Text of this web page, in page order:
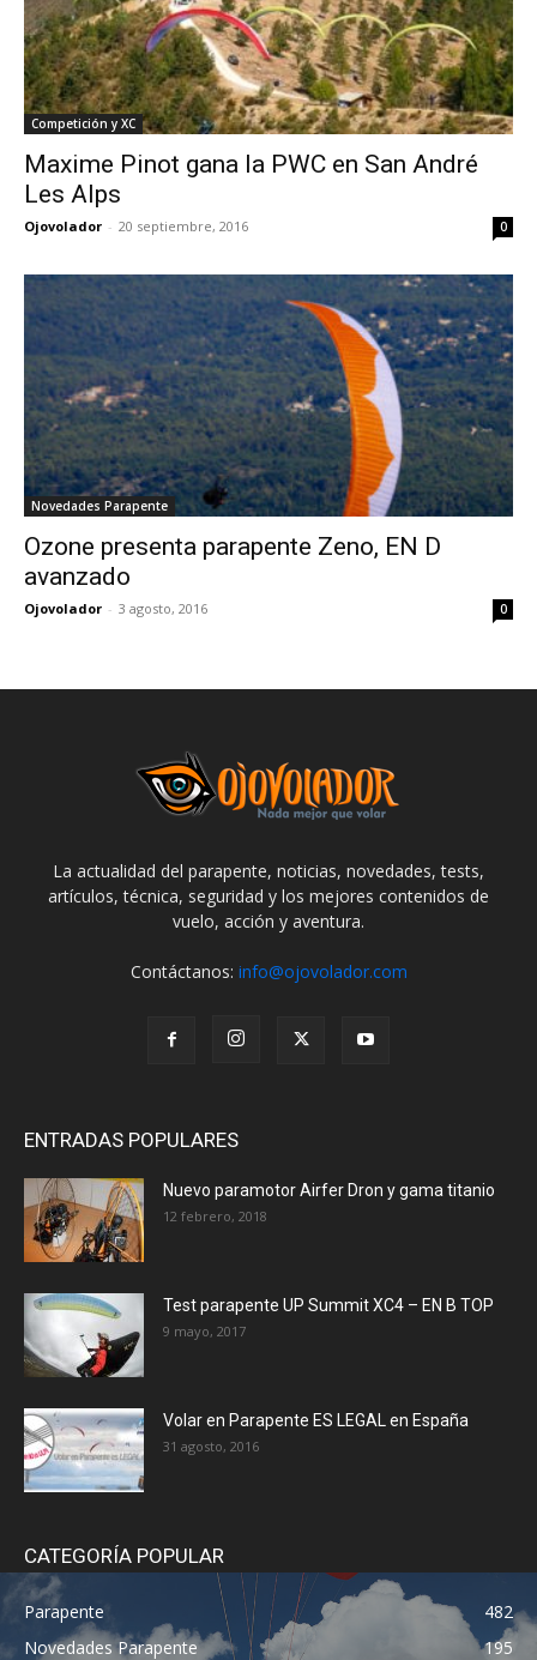
Competición y XC
Maxime Pinot gana la PWC en San André
Les Alps
Ojovolador - 20 septiembre, 2016 0
Novedades Parapente
Ozone presenta parapente Zeno, EN D
avanzado
Ojovolador - 3 agosto, 2016 0
La actualidad del parapente, noticias, novedades, tests,
artículos, técnica, seguridad y los mejores contenidos de
vuelo, acción y aventura.
Contáctanos: info@ojovolador.com
ENTRADAS POPULARES
Nuevo paramotor Airfer Dron y gama titanio
12 febrero, 2018
Test parapente UP Summit XC4 – EN B TOP
9 mayo, 2017
Volar en Parapente ES LEGAL en España
31 agosto, 2016
CATEGORÍA POPULAR
Parapente
482
Novedades Parapente
195